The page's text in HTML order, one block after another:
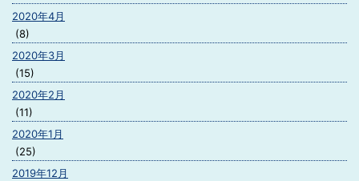
2020年4月
(8)
2020年3月
(15)
2020年2月
(11)
2020年1月
(25)
2019年12月